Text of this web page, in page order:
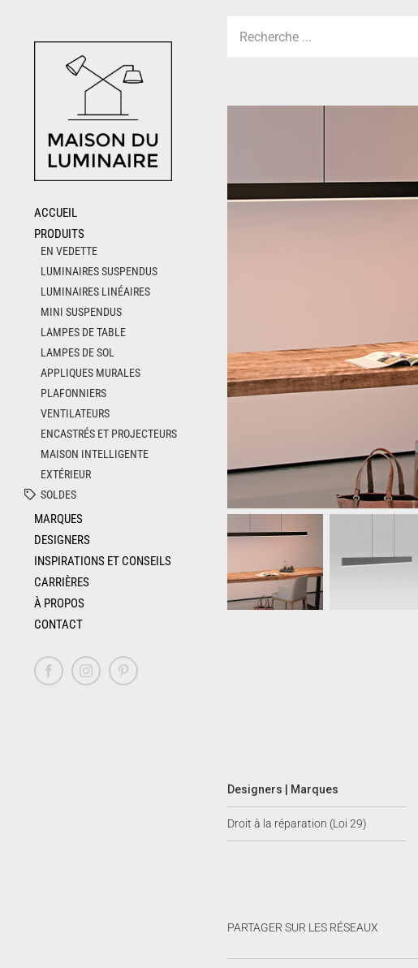
content
ACCUEIL
PRODUITS
EN VEDETTE
LUMINAIRES SUSPENDUS
LUMINAIRES LINÉAIRES
MINI SUSPENDUS
LAMPES DE TABLE
LAMPES DE SOL
APPLIQUES MURALES
PLAFONNIERS
VENTILATEURS
ENCASTRÉS ET PROJECTEURS
MAISON INTELLIGENTE
EXTÉRIEUR
SOLDES
MARQUES
DESIGNERS
INSPIRATIONS ET CONSEILS
CARRIÈRES
À PROPOS
CONTACT
FacebookInstagramPinterest
Designers | Marques
Droit à la réparation (Loi 29)
PARTAGER SUR LES RÉSEAUX